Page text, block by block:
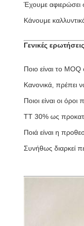
Έχουμε αφιερώσει
Κάνουμε
Γενικές ερωτήσεις
Ποιο είναι το
Κανονικά, πρέπει
Ποιοι είναι οι
TT 30% ως
Ποιά είναι η
Συνήθως διαρκεί